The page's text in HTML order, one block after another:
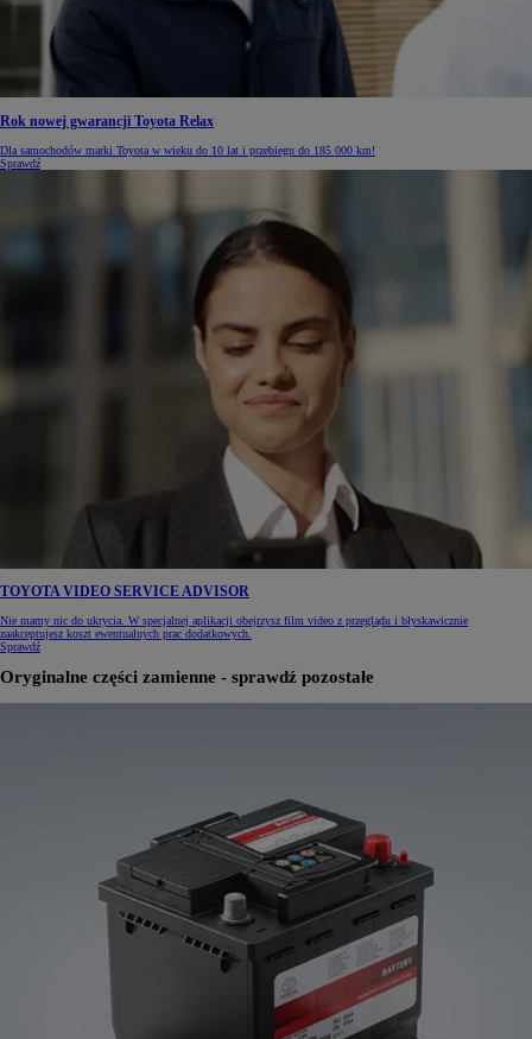
Rok nowej gwarancji Toyota Relax
Dla samochodów marki Toyota w wieku do 10 lat i przebiegu do 185 000 km!
Sprawdź
TOYOTA VIDEO SERVICE ADVISOR
Nie mamy nic do ukrycia. W specjalnej aplikacji obejrzysz film video z przeglądu i błyskawicznie
zaakceptujesz koszt ewentualnych prac dodatkowych.
Sprawdź
Oryginalne części zamienne - sprawdź pozostałe